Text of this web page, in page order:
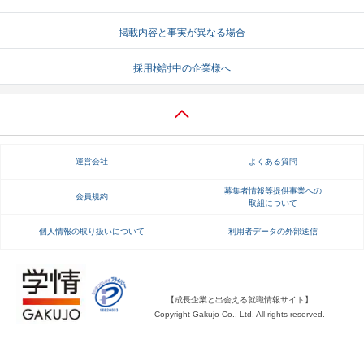
就活支援
就活ノウハウが満載！ お役立ち記事・相談室など
適職診断 就活チャンネル
掲載内容と事実が異なる場合
採用検討中の企業様へ
運営会社 よくある質問
会員規約
募集者情報等提供事業への
取組について
個人情報の取り扱いについて 利用者データの外部送信
【成長企業と出会える就職情報サイト】
Copyright Gakujo Co., Ltd. All rights reserved.